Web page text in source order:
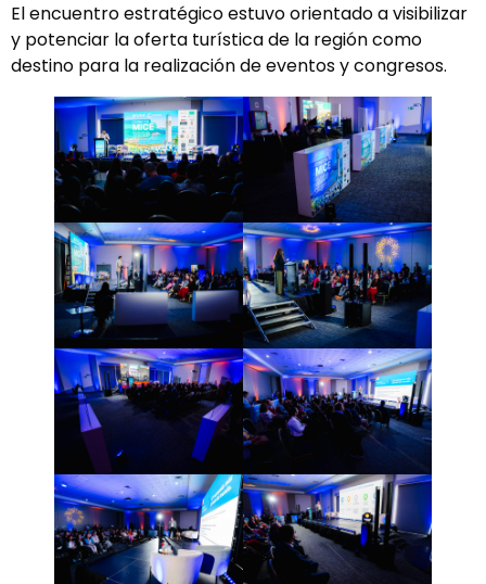
El encuentro estratégico estuvo orientado a visibilizar
y potenciar la oferta turística de la región como
destino para la realización de eventos y congresos.